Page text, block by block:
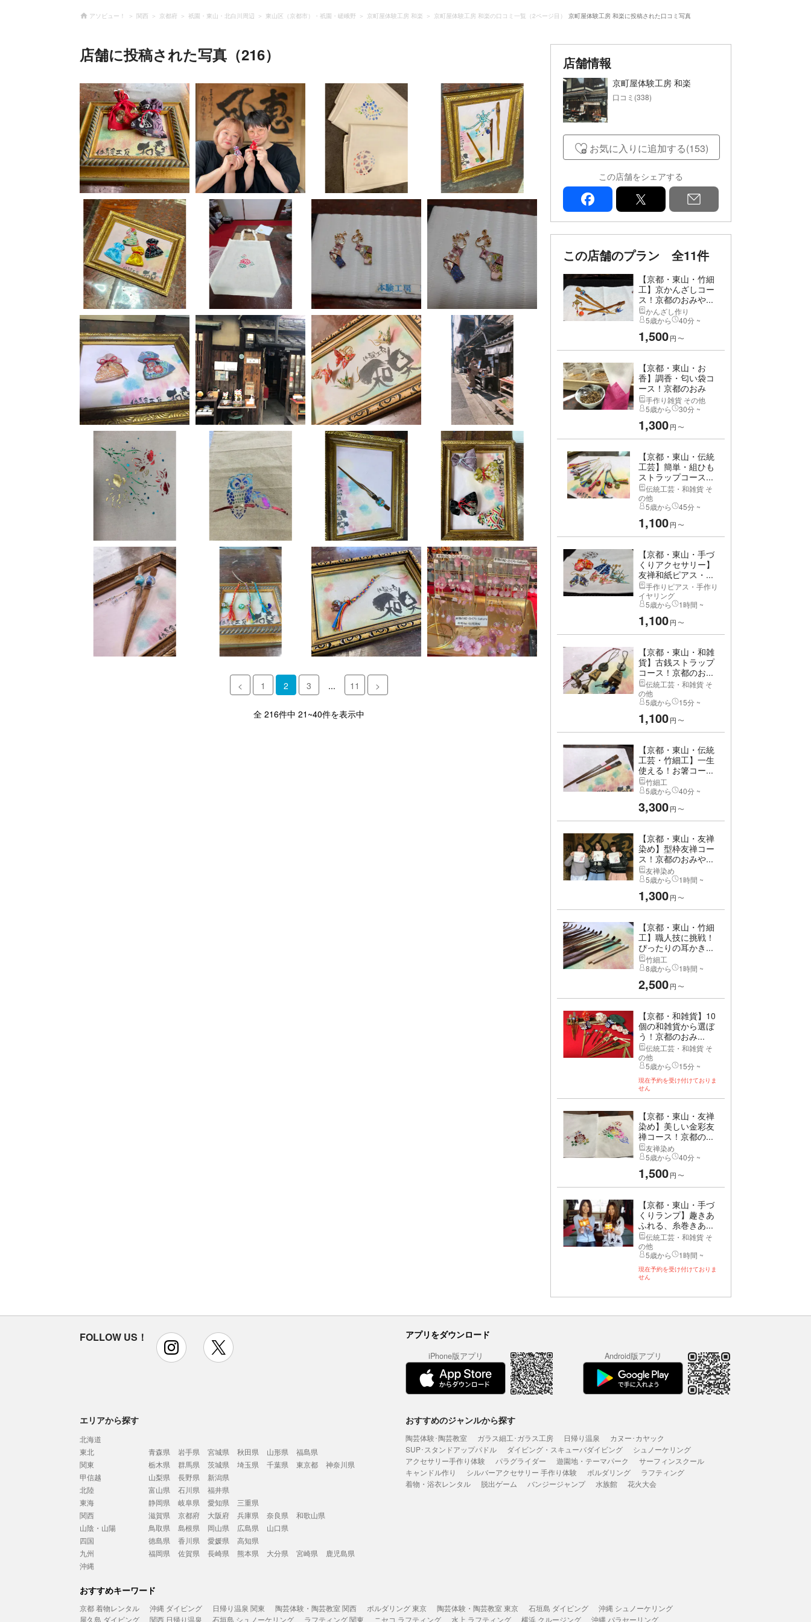
アソビュー！ 関西 京都府 祇園・東山・北白川周辺 東山区（京都市）・祇園・嵯峨野 京町屋体験工房 和楽 京町屋体験工房 和楽の口コミ一覧（2ページ目） 京町屋体験工房 和楽に投稿された口コミ写真
店舗に投稿された写真（216）
< 1 2 3 ... 11 >
全 216件中 21~40件を表示中
店舗情報
京町屋体験工房 和楽
口コミ(338)
お気に入りに追加する(153)
この店舗をシェアする
facebook
この店舗のプラン 全11件
【京都・東山・竹細
工】京かんざしコー
ス！京都のおみや...
かんざし作り
5歳から
40分 ~
1,500円 〜
【京都・東山・お
香】調香・匂い袋コ
ース！京都のおみ
や...手作り雑貨 その他
5歳から
30分 ~
1,300円 〜
【京都・東山・伝統
工芸】簡単・組ひも
ストラップコース...
伝統工芸・和雑貨 そ
の他
5歳から
45分 ~
1,100円 〜
【京都・東山・手づ
くりアクセサリー】
友禅和紙ピアス・...
手作りピアス・手作り
イヤリング
5歳から
1時間 ~
1,100円 〜
【京都・東山・和雑
貨】古銭ストラップ
コース！京都のお...
伝統工芸・和雑貨 そ
の他
5歳から
15分 ~
1,100円 〜
【京都・東山・伝統
工芸・竹細工】一生
使える！お箸コー...
竹細工
5歳から
40分 ~
3,300円 〜
【京都・東山・友禅
染め】型枠友禅コー
ス！京都のおみや...
友禅染め
5歳から
1時間 ~
1,300円 〜
【京都・東山・竹細
工】職人技に挑戦！
ぴったりの耳かき...
竹細工
8歳から
1時間 ~
2,500円 〜
【京都・和雑貨】10
個の和雑貨から選ぼ
う！京都のおみ...
伝統工芸・和雑貨 そ
の他
5歳から
15分 ~
現在予約を受け付けておりま
せん
【京都・東山・友禅
染め】美しい金彩友
禅コース！京都の...
友禅染め
5歳から
40分 ~
1,500円 〜
【京都・東山・手づ
くりランプ】趣きあ
ふれる、糸巻きあ...
伝統工芸・和雑貨 そ
の他
5歳から
1時間 ~
現在予約を受け付けておりま
せん
FOLLOW US！ instagram アプリをダウンロード
iPhone版アプリ Android版アプリ
エリアから探す
北海道
東北
青森県 岩手県 宮城県 秋田県 山形県
福島県
関東
栃木県 群馬県 茨城県 埼玉県 千葉県 東京都
神奈川県
甲信越
山梨県 長野県
新潟県
北陸
富山県 石川県
福井県
東海
静岡県 岐阜県 愛知県
三重県
関西
滋賀県 京都府 大阪府 兵庫県 奈良県
和歌山県
山陰・山陽
鳥取県 島根県 岡山県 広島県
山口県
四国
徳島県 香川県 愛媛県
高知県
九州
福岡県 佐賀県 長崎県 熊本県 大分県 宮崎県
鹿児島県
沖縄
おすすめのジャンルから探す
陶芸体験･陶芸教室 ガラス細工･ガラス工房 日帰り温泉
カヌー･カヤック
SUP･スタンドアップパドル
ダイビング・スキューバダイビング
シュノーケリング
アクセサリー手作り体験
パラグライダー 遊園地・テーマパーク
サーフィンスクール
キャンドル作り
シルバーアクセサリー 手作り体験 ボルダリング
ラフティング
着物・浴衣レンタル
脱出ゲーム バンジージャンプ 水族館 花火大会
おすすめキーワード
京都 着物レンタル 沖縄 ダイビング 日帰り温泉 関東 陶芸体験・陶芸教室 関西 ボルダリング 東京 陶芸体験・陶芸教室 東京 石垣島 ダイビング
沖縄 シュノーケリング
屋久島 ダイビング
関西 日帰り温泉 石垣島 シュノーケリング ラフティング 関東 ニセコ ラフティング 水上 ラフティング 横浜 クルージング 沖縄 パラセーリング